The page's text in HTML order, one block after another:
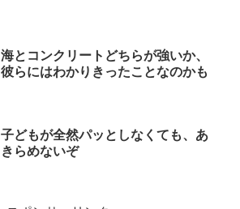
海とコンクリートどちらが強いか、
彼らにはわかりきったことなのかも
子どもが全然パッとしなくても、あ
きらめないぞ